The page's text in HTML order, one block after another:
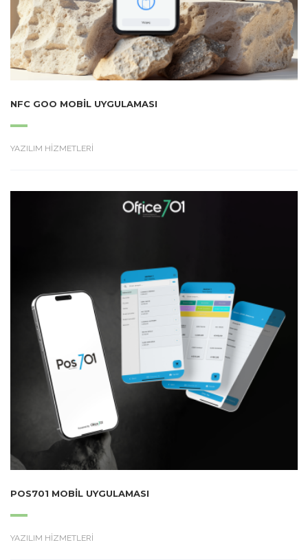
NFC GOO MOBIL UYGULAMASI
YAZILIM HİZMETLERİ
POS701 MOBIL UYGULAMASI
YAZILIM HİZMETLERİ